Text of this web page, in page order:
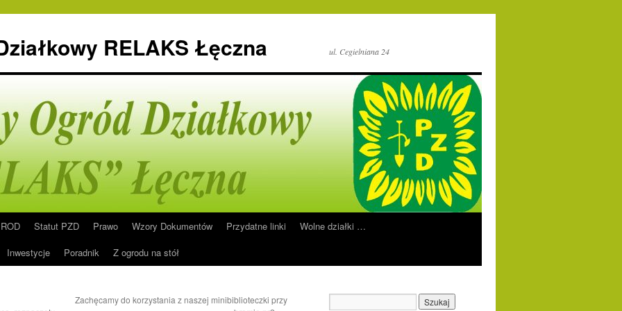
RELAKS Łęczna ul. Cegielniana 24
Statut PZD Prawo Wzory Dokumentów Przydatne linki
Wolne działki …
Inwestycje Poradnik Z ogrodu na stół
Zachęcamy do korzystania z naszej minibiblioteczki przy